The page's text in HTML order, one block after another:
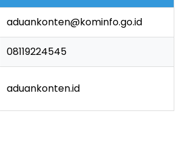
aduankonten@kominfo.go.id
08119224545
aduankonten.id